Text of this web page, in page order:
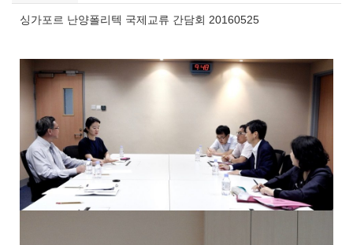
싱가포르 난양폴리텍 국제교류 간담회 20160525